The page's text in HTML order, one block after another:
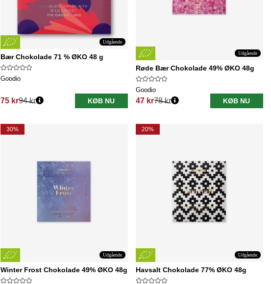
Udgående
Bær Chokolade 71 % ØKO 48 g
Goodio
75 kr
Normalpris:
94 kr KØB NU
Udgående
Røde Bær Chokolade 49% ØKO 48g
Goodio
47 kr
Normalpris:
78 kr KØB NU
30%
Udgående
Winter Frost Chokolade 49% ØKO 48g
20%
Udgående
Havsalt Chokolade 77% ØKO 48g